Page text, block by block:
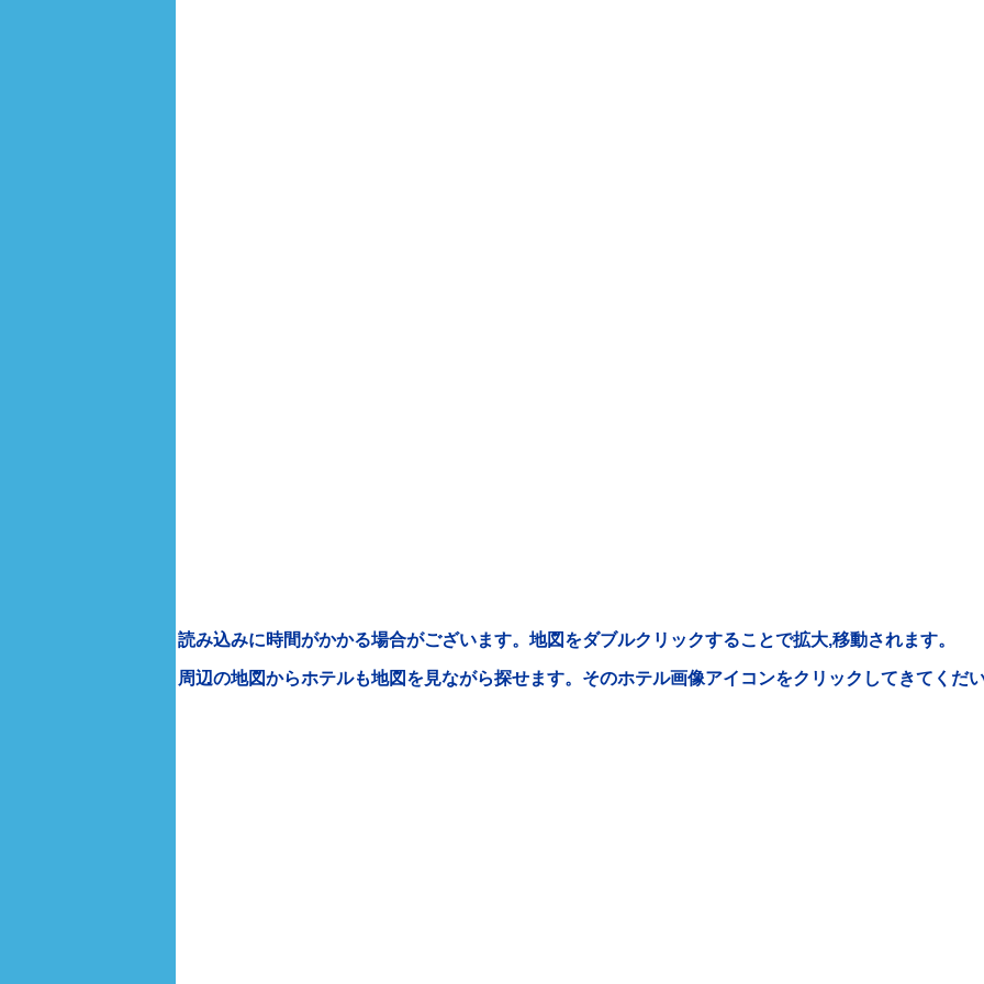
読み込みに時間がかかる場合がございます。地図をダブルクリックすることで拡大,移動されます。
周辺の地図からホテルも地図を見ながら探せます。そのホテル画像アイコンをクリックしてきてくだ